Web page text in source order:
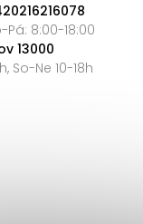
Pá: 8:00-18:00
13000
So-Ne 10-18h